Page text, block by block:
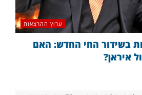
ערוץ ההרצאות
בשידור החי החדש: האם
איראן?